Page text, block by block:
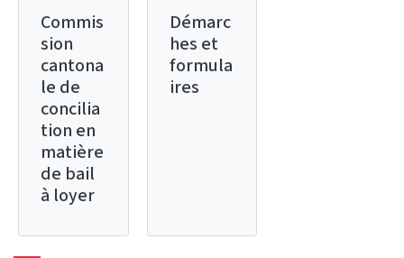
Commis
sion
cantona
le de
concilia
tion en
matière
de bail
à loyer
Démarc
hes et
formula
ires